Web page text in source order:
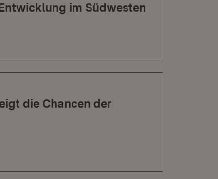
im Südwesten
die Chancen der